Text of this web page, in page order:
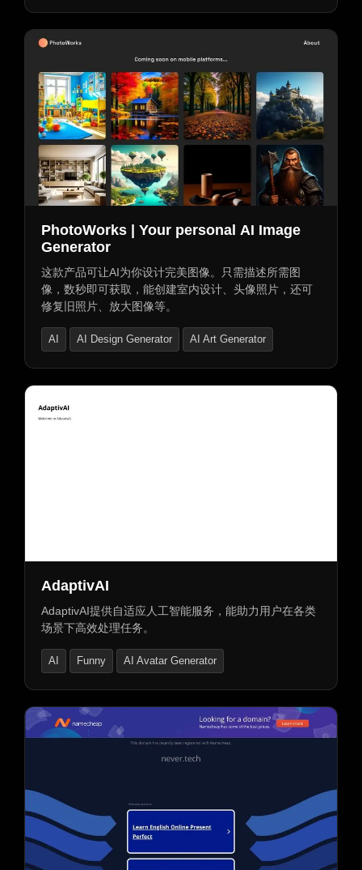
AI风景生成器 AI海报生成器
AI角色扮演服装生成器
AI服装生成器
PhotoWorks | Your personal AI Image
Generator
这款产品可让AI为你设计完美图像。只需描述所需图
像，数秒即可获取，能创建室内设计、头像照片，还可
修复旧照片、放大图像等。
AI AI Design Generator AI Art Generator
AdaptivAI
AdaptivAI提供自适应人工智能服务，能助力用户在各类
场景下高效处理任务。
AI Funny AI Avatar Generator